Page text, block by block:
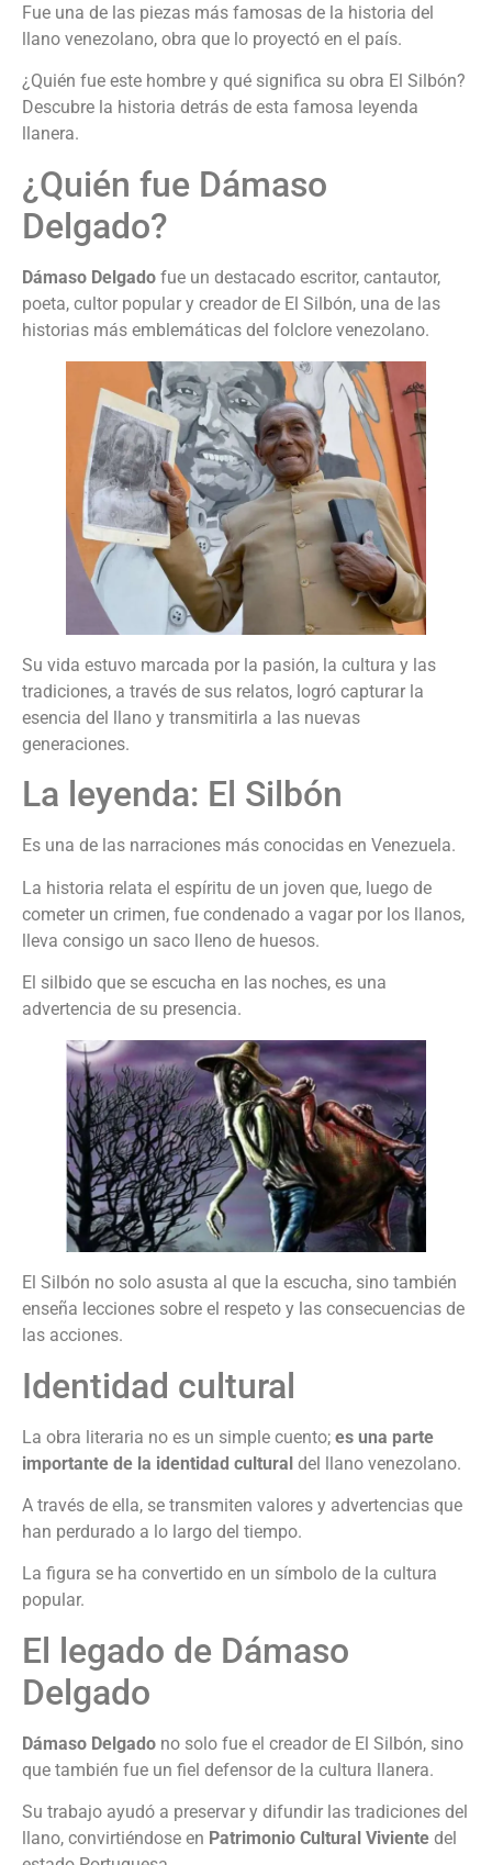
Fue una de las piezas más famosas de la historia del
llano venezolano, obra que lo proyectó en el país.
¿Quién fue este hombre y qué significa su obra El Silbón?
Descubre la historia detrás de esta famosa leyenda
llanera.
¿Quién fue Dámaso
Delgado?
Dámaso Delgado fue un destacado escritor, cantautor,
poeta, cultor popular y creador de El Silbón, una de las
historias más emblemáticas del folclore venezolano.
Su vida estuvo marcada por la pasión, la cultura y las
tradiciones, a través de sus relatos, logró capturar la
esencia del llano y transmitirla a las nuevas
generaciones.
La leyenda: El Silbón
Es una de las narraciones más conocidas en Venezuela.
La historia relata el espíritu de un joven que, luego de
cometer un crimen, fue condenado a vagar por los llanos,
lleva consigo un saco lleno de huesos.
El silbido que se escucha en las noches, es una
advertencia de su presencia.
El Silbón no solo asusta al que la escucha, sino también
enseña lecciones sobre el respeto y las consecuencias de
las acciones.
Identidad cultural
La obra literaria no es un simple cuento; es una parte
importante de la identidad cultural del llano venezolano.
A través de ella, se transmiten valores y advertencias que
han perdurado a lo largo del tiempo.
La figura se ha convertido en un símbolo de la cultura
popular.
El legado de Dámaso
Delgado
Dámaso Delgado no solo fue el creador de El Silbón, sino
que también fue un fiel defensor de la cultura llanera.
Su trabajo ayudó a preservar y difundir las tradiciones del
llano, convirtiéndose en Patrimonio Cultural Viviente del